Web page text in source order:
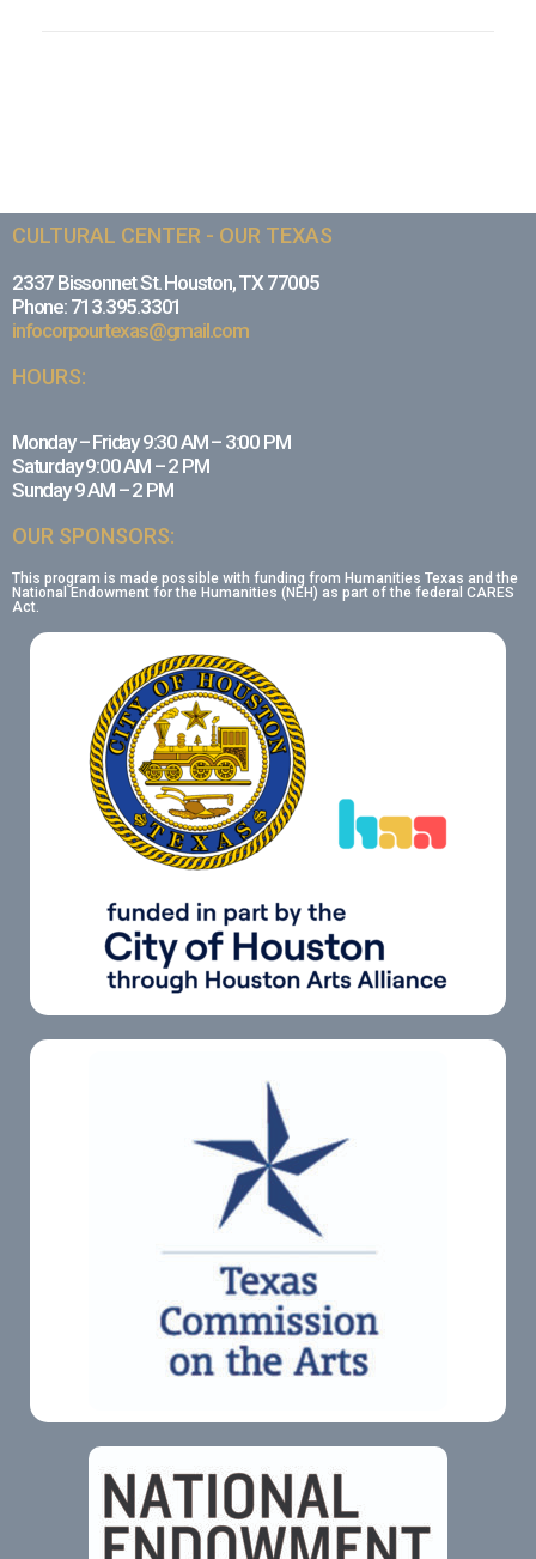
CULTURAL CENTER - OUR TEXAS
2337 Bissonnet St. Houston, TX 77005
Phone: 713.395.3301
infocorpourtexas@gmail.com
HOURS:
Monday – Friday 9:30 AM – 3:00 PM
Saturday 9:00 AM – 2 PM
Sunday 9 AM – 2 PM
OUR SPONSORS:
This program is made possible with funding from Humanities Texas and the
National Endowment for the Humanities (NEH) as part of the federal CARES
Act.